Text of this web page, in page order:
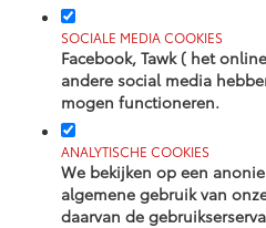
SOCIALE MEDIA COOKIES
Facebook, Tawk ( het
andere social media
mogen functioneren.
ANALYTISCHE COOKIES
We bekijken op een
algemene gebruik van
daarvan de